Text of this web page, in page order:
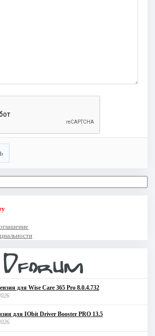
для Wise Care 365 Pro 8.0.4.732
для IObit Driver Booster PRO 13.5